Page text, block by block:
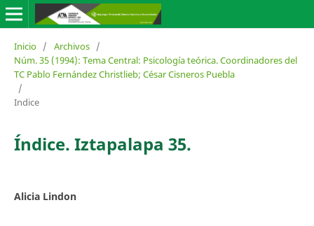
Inicio / Archivos /
Núm. 35 (1994): Tema Central: Psicología teórica. Coordinadores del
TC Pablo Fernández Christlieb; César Cisneros Puebla
/
Indice
Índice. Iztapalapa 35.
Alicia Lindon